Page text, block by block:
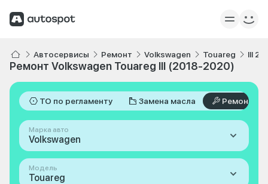
Автосервисы Ремонт Volkswagen Touareg III
Ремонт Volkswagen Touareg III (2018-2020)
ТО по регламенту Замена масла Ремонт
Марка авто
Volkswagen
Модель
Touareg